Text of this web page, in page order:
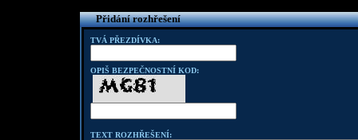
Přidání rozhřešení
TVÁ PŘEZDÍVKA:
OPIŠ BEZPEČNOSTNÍ KOD:
TEXT ROZHŘEŠENÍ: